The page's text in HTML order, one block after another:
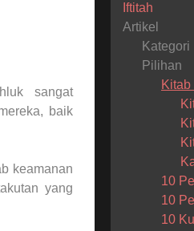
sangat
baik
keamanan
yang
Iftitah
Artikel
Kategori
Pilihan
Kitab
10
10
10